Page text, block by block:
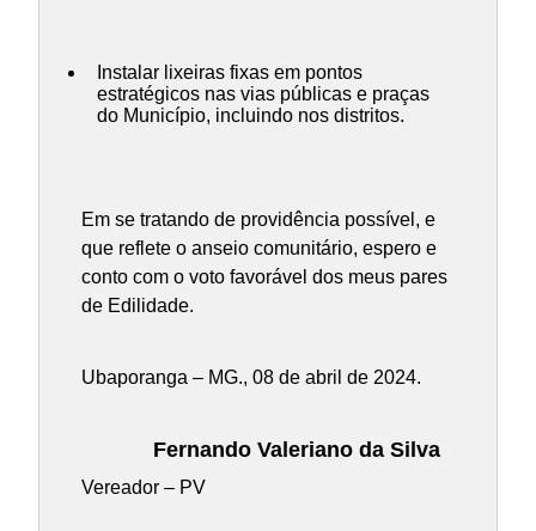
Instalar lixeiras fixas em pontos
estratégicos nas vias públicas e praças
do Município, incluindo nos distritos.
Em se tratando de providência possível, e
que reflete o anseio comunitário, espero e
conto com o voto favorável dos meus pares
de Edilidade.
Ubaporanga – MG., 08 de abril de 2024.
Fernando Valeriano da Silva
Vereador – PV